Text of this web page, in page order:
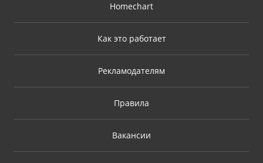
Homechart
Как это работает
Рекламодателям
Правила
Вакансии